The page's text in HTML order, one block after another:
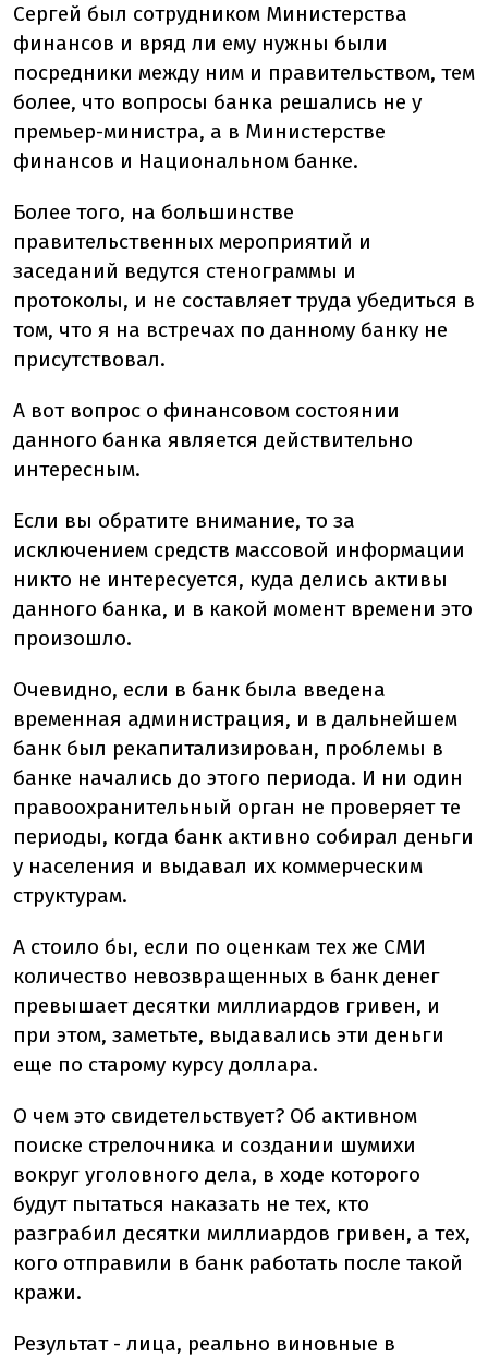
Сергей был сотрудником Министерства
финансов и вряд ли ему нужны были
посредники между ним и правительством, тем
более, что вопросы банка решались не у
премьер-министра, а в Министерстве
финансов и Национальном банке.
Более того, на большинстве
правительственных мероприятий и
заседаний ведутся стенограммы и
протоколы, и не составляет труда убедиться в
том, что я на встречах по данному банку не
присутствовал.
А вот вопрос о финансовом состоянии
данного банка является действительно
интересным.
Если вы обратите внимание, то за
исключением средств массовой информации
никто не интересуется, куда делись активы
данного банка, и в какой момент времени это
произошло.
Очевидно, если в банк была введена
временная администрация, и в дальнейшем
банк был рекапитализирован, проблемы в
банке начались до этого периода. И ни один
правоохранительный орган не проверяет те
периоды, когда банк активно собирал деньги
у населения и выдавал их коммерческим
структурам.
А стоило бы, если по оценкам тех же СМИ
количество невозвращенных в банк денег
превышает десятки миллиардов гривен, и
при этом, заметьте, выдавались эти деньги
еще по старому курсу доллара.
О чем это свидетельствует? Об активном
поиске стрелочника и создании шумихи
вокруг уголовного дела, в ходе которого
будут пытаться наказать не тех, кто
разграбил десятки миллиардов гривен, а тех,
кого отправили в банк работать после такой
кражи.
Результат - лица, реально виновные в